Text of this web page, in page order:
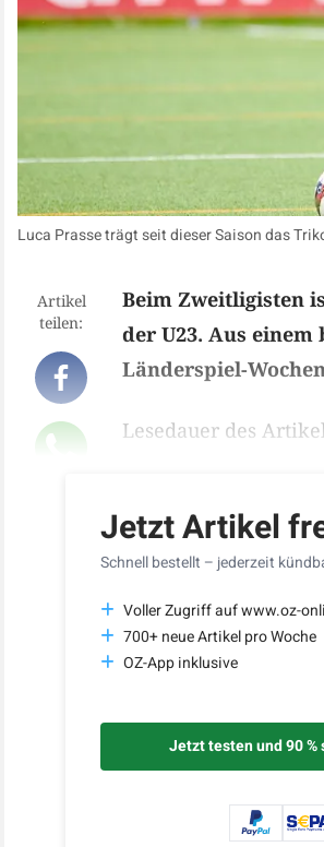
Luca Prasse trägt seit dieser Saison das
Artikel
teilen:
Beim Zweitligisten
der U23. Aus
Länderspiel-
Lesedauer des
Jetzt Artikel
Schnell bestellt – jederzeit
Voller Zugriff auf www.oz-
700+ neue Artikel pro Woche
OZ-App inklusive
Jetzt testen und 90 %